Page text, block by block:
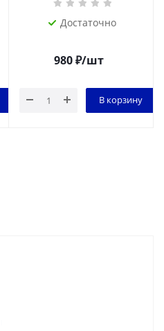
Достаточно
980₽/шт
В корзину